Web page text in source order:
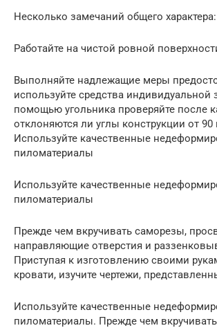
Несколько замечаний общего характера:
Работайте на чистой ровной
Выполняйте надлежащие меры
используйте средства
помощью угольника проверяйте после
отклоняются ли углы конструкции от 90
Используйте качественные
пиломатериалы
Используйте качественные
пиломатериалы
Прежде чем вкручивать саморезы,
направляющие отверстия и
Приступая к изготовлению своими
кровати, изучите чертежи,
Используйте качественные
пиломатериалы. Прежде чем вкручивать